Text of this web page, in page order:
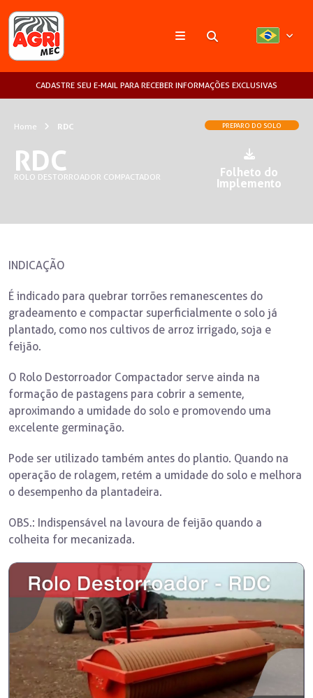
Pesquisar
CADASTRE SEU E-MAIL PARA RECEBER INFORMAÇÕES EXCLUSIVAS
Home RDC PREPARO DO SOLO
RDC
ROLO DESTORROADOR COMPACTADOR
Folheto do
Implemento
INDICAÇÃO
É indicado para quebrar torrões remanescentes do
gradeamento e compactar superficialmente o solo já
plantado, como nos cultivos de arroz irrigado, soja e
feijão.
O Rolo Destorroador Compactador serve ainda na
formação de pastagens para cobrir a semente,
aproximando a umidade do solo e promovendo uma
excelente germinação.
Pode ser utilizado também antes do plantio. Quando na
operação de rolagem, retém a umidade do solo e melhora
o desempenho da plantadeira.
OBS.: Indispensável na lavoura de feijão quando a
colheita for mecanizada.